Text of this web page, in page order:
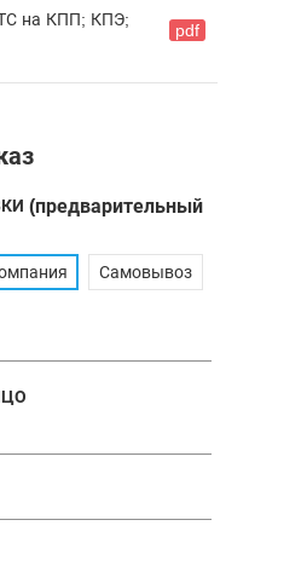
на КПП; КПЭ;
pdf
(предварительный
Самовывоз